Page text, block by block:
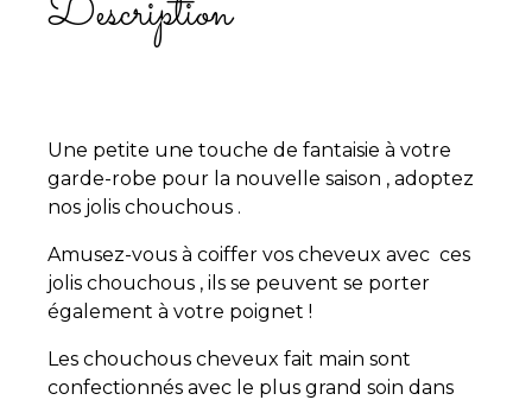
Une petite une touche de fantaisie à votre
garde-robe pour la nouvelle saison , adoptez
nos jolis chouchous .
Amusez-vous à coiffer vos cheveux avec ces
jolis chouchous , ils se peuvent se porter
également à votre poignet !
Les chouchous cheveux fait main sont
confectionnés avec le plus grand soin dans